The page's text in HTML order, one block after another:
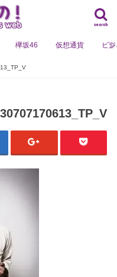
search
欅坂46 仮想通貨 ビ